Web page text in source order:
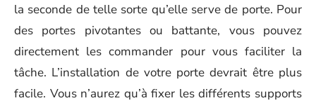
la seconde de telle sorte qu’elle serve de porte. Pour
des portes pivotantes ou battante, vous pouvez
directement les commander pour vous faciliter la
tâche. L’installation de votre porte devrait être plus
facile. Vous n’aurez qu’à fixer les différents supports